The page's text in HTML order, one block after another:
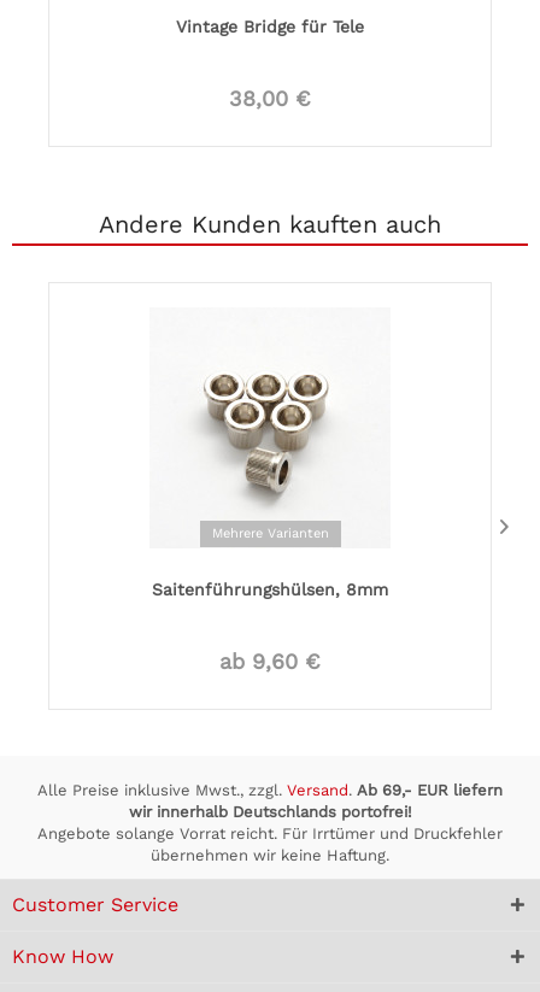
Vintage Bridge für Tele
38,00 €
Andere Kunden kauften auch
Mehrere Varianten
Saitenführungshülsen, 8mm
ab 9,60 €
Alle Preise inklusive Mwst., zzgl. Versand. Ab 69,- EUR liefern
wir innerhalb Deutschlands portofrei!
Angebote solange Vorrat reicht. Für Irrtümer und Druckfehler
übernehmen wir keine Haftung.
Customer Service
Know How